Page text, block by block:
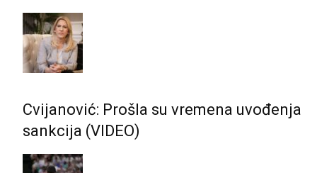
Cvijanović: Prošla su vremena uvođenja
sankcija (VIDEO)